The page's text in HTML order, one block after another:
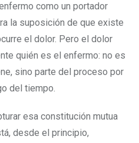
como un portador
la suposición de que existe
el dolor. Pero el dolor
quién es el enfermo: no es
sino parte del proceso por
del tiempo.
esa constitución mutua
desde el principio,